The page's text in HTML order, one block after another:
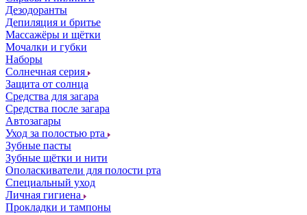
Дезодоранты
Депиляция и бритье
Массажёры и щётки
Мочалки и губки
Наборы
Солнечная серия
Защита от солнца
Средства для загара
Средства после загара
Автозагары
Уход за полостью рта
Зубные пасты
Зубные щётки и нити
Ополаскиватели для полости рта
Специальный уход
Личная гигиена
Прокладки и тампоны